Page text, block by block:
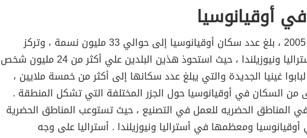
أوقيانوسيا
في تعداد عام 2005 ، بلغ عدد سكان أوقيانوسيا إلى حوالي 33 مليون نسمة ، وتركز
الغالبية في أستراليا ونيوزيلندا ، حيث استحوذ هذين البلدين علي أكثر من 24 مليون شخص
غينيا الجديدة والتي يبلغ عدد سكانها إلى أكثر من خمسة ملايين ،
من السكان في أوقيانوسيا حول الجزر المختلفة التي تشكل المنطقة .
المناطق الحضريه للعمل في التصنيع ، حيث تستوعب المناطق الحضرية
89٪ في أوقيانوسيا ومعظمها في أستراليا ونيوزيلندا . أستراليا على وجه